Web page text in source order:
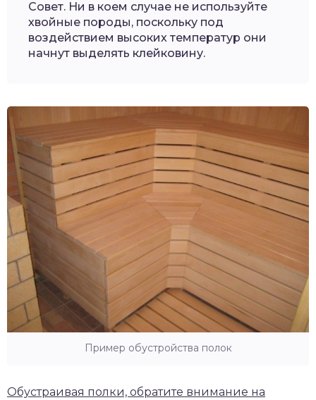
Совет. Ни в коем случае не используйте
хвойные породы, поскольку под
воздействием высоких температур они
начнут выделять клейковину.
Пример обустройства полок
Обустраивая полки, обратите внимание на